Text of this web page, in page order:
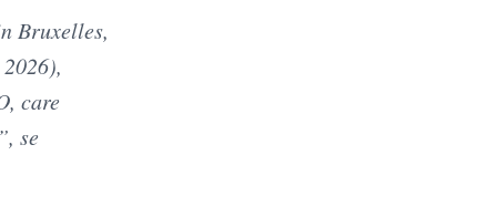
Bruxelles,
care
se